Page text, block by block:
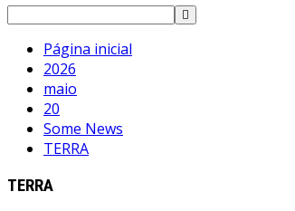
Página inicial
2026
maio
20
Some News
TERRA
TERRA